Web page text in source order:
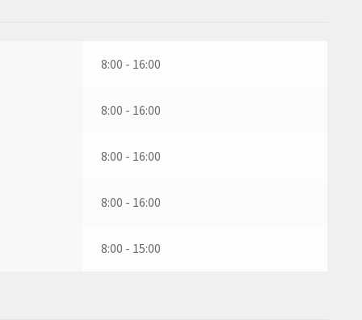
8:00 - 16:00
8:00 - 16:00
8:00 - 16:00
8:00 - 16:00
8:00 - 15:00